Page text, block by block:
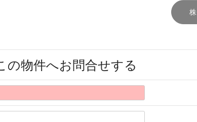
の物件へお問合せする